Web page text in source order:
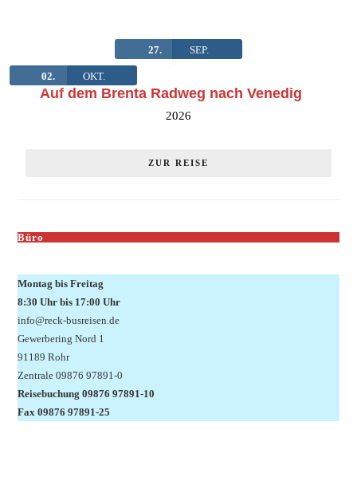
27. SEP.
02. OKT.
Auf dem Brenta Radweg nach Venedig
2026
ZUR REISE
Büro
Montag bis Freitag
8:30 Uhr bis 17:00 Uhr
info@reck-busreisen.de
Gewerbering Nord 1
91189 Rohr
Zentrale 09876 97891-0
Reisebuchung 09876 97891-10
Fax 09876 97891-25